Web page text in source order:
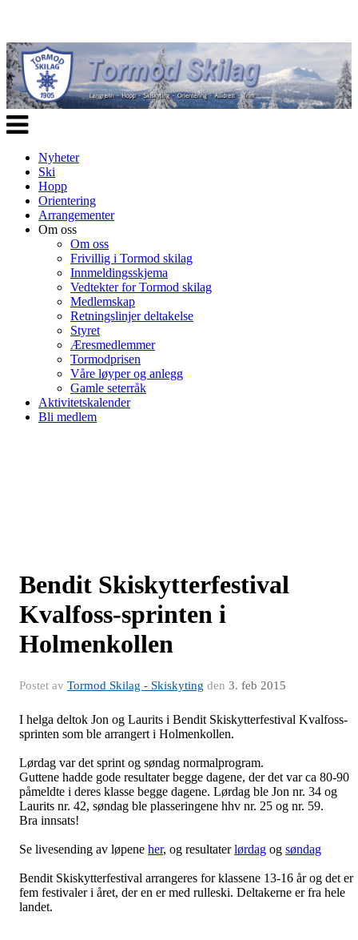
Veksle
navigasjon
Nyheter
Ski
Hopp
Orientering
Arrangementer
Om oss
Om oss
Frivillig i Tormod skilag
Innmeldingsskjema
Vedtekter for Tormod skilag
Medlemskap
Retningslinjer deltakelse
Styret
Æresmedlemmer
Tormodprisen
Våre løyper og anlegg
Gamle seterråk
Aktivitetskalender
Bli medlem
Bendit Skiskytterfestival
Kvalfoss-sprinten i
Holmenkollen
Postet av Tormod Skilag - Skiskyting den 3. feb 2015
I helga deltok Jon og Laurits i Bendit Skiskytterfestival Kvalfoss-
sprinten som ble arrangert i Holmenkollen.
Lørdag var det sprint og søndag normalprogram.
Guttene hadde gode resultater begge dagene, der det var ca 80-90
påmeldte i deres klasse begge dagene. Lørdag ble Jon nr. 34 og
Laurits nr. 42, søndag ble plasseringene hhv nr. 25 og nr. 59.
Bra innsats!
Se livesending av løpene her, og resultaterlørdag og søndag
Bendit Skiskytterfestival arrangeres for klassene 13-16 år og det er
fem festivaler i året, der en er med rulleski. Deltakerne er fra hele
landet.